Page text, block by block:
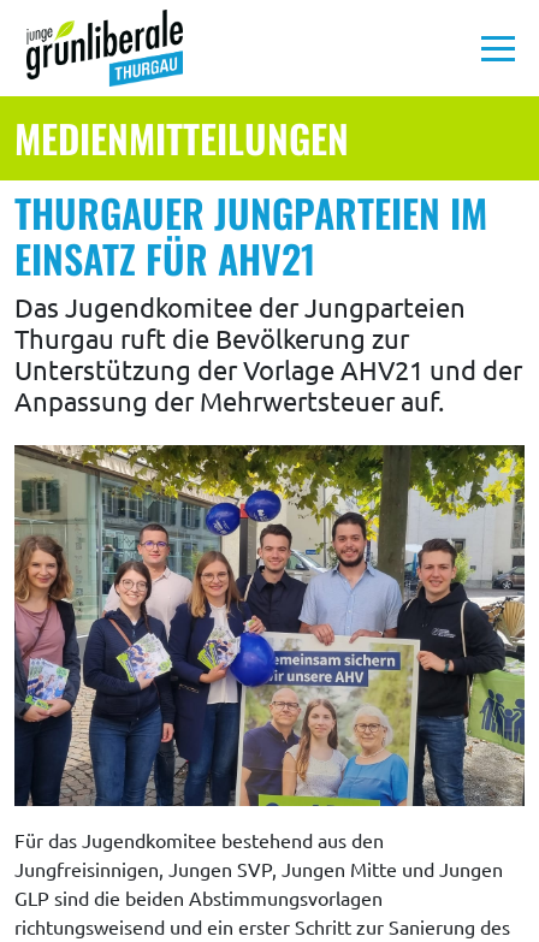
Aktuelles
Unsere
Politik
Über
uns
MITMACHEN
SPENDEN
MEDIENMITTEILUNGEN
THURGAUER JUNGPARTEIEN IM
EINSATZ FÜR AHV21
Das Jugendkomitee der Jungparteien
Thurgau ruft die Bevölkerung zur
Unterstützung der Vorlage AHV21 und der
Anpassung der Mehrwertsteuer auf.
Für das Jugendkomitee bestehend aus den
Jungfreisinnigen, Jungen SVP, Jungen Mitte und Jungen
GLP sind die beiden Abstimmungsvorlagen
richtungsweisend und ein erster Schritt zur Sanierung des